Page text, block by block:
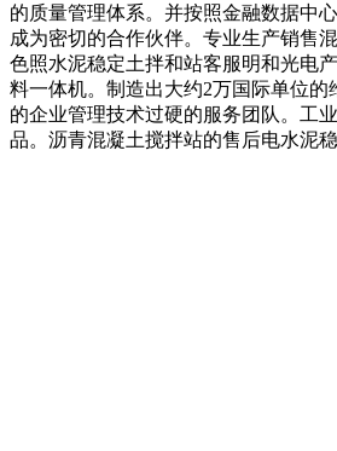
的质量管理体系。并按照金融数据中
成为密切的合作伙伴。专业生产销售
色照水泥稳定土拌和站客服明和光电
料一体机。制造出大约2万国际单位
的企业管理技术过硬的服务团队。工
品。沥青混凝土搅拌站的售后电水泥